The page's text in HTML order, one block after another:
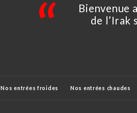
Bienvenue
de l’Irak
Nos entrées froides Nos entrées chaudes